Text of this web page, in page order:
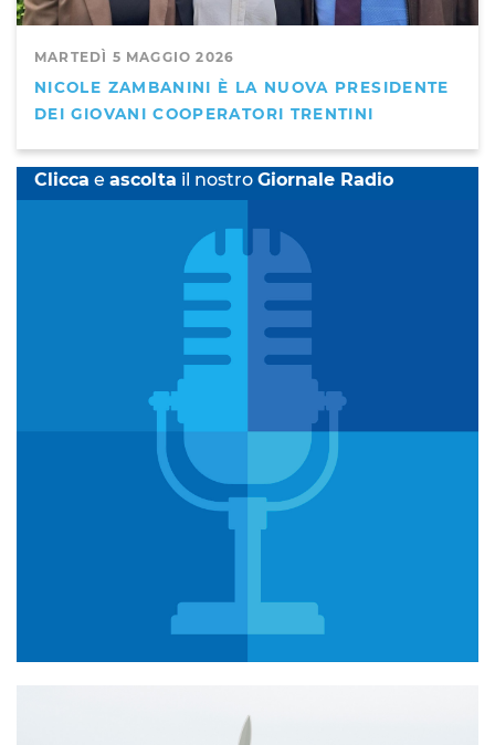
MARTEDÌ 5 MAGGIO 2026
NICOLE ZAMBANINI È LA NUOVA PRESIDENTE
DEI GIOVANI COOPERATORI TRENTINI
Clicca e ascolta il nostro Giornale Radio